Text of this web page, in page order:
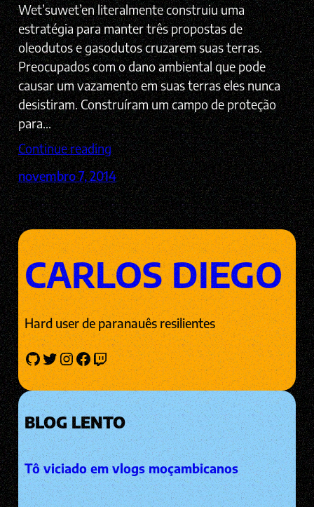
Wet’suwet’en literalmente construiu uma
estratégia para manter três propostas de
oleodutos e gasodutos cruzarem suas terras.
Preocupados com o dano ambiental que pode
causar um vazamento em suas terras eles nunca
desistiram. Construíram um campo de proteção
para…
Continue reading
novembro 7, 2014
CARLOS DIEGO
Hard user de paranauês resilientes
GitHub Twitter InstagramFacebook Twitch
BLOG LENTO
Tô viciado em vlogs moçambicanos